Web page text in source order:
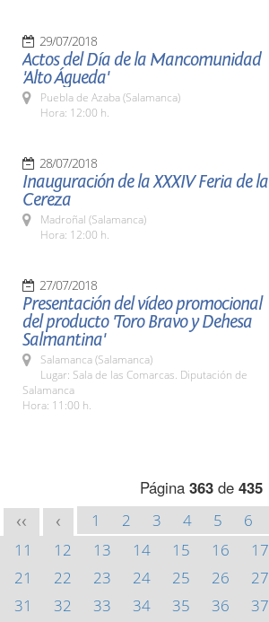
29/07/2018
Actos del Día de la Mancomunidad
'Alto Águeda'
Puebla de Azaba (Salamanca)
Hora: 12:00 h.
28/07/2018
Inauguración de la XXXIV Feria de la
Cereza
Madroñal (Salamanca)
Hora: 12:00 h.
27/07/2018
Presentación del vídeo promocional
del producto 'Toro Bravo y Dehesa
Salmantina'
Salamanca (Salamanca)
Lugar: Sala de las Comarcas. Diputación de
Salamanca
Hora: 11:00 h.
Página 363de 435
<< < 1 2 3 4 5 6
11
12 13 14 15 16 17
21
22 23 24 25 26 27
31
32 33 34 35 36 37